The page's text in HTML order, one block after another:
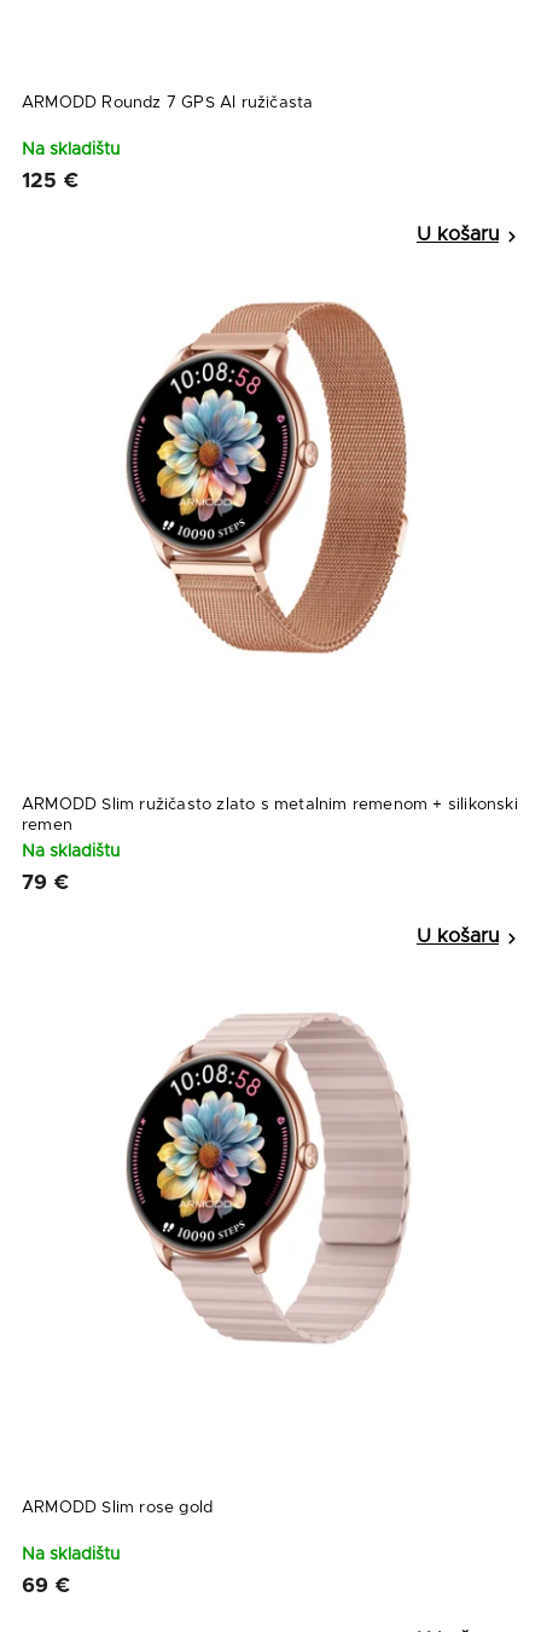
ARMODD Roundz 7 GPS AI ružičasta
Na skladištu
125 €
ARMODD Slim ružičasto zlato s metalnim remenom + silikonski
remen
Na skladištu
79 €
ARMODD Slim rose gold
Na skladištu
69 €